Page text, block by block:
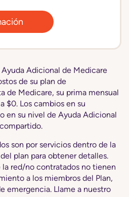
Adicional de Medicare
de su plan de
de Medicare, su prima mensual
$0. Los cambios en su
en su nivel de Ayuda Adicional
son por servicios dentro de la
plan para obtener detalles.
la red/no contratados no tienen
a los miembros del Plan,
emergencia. Llame a nuestro